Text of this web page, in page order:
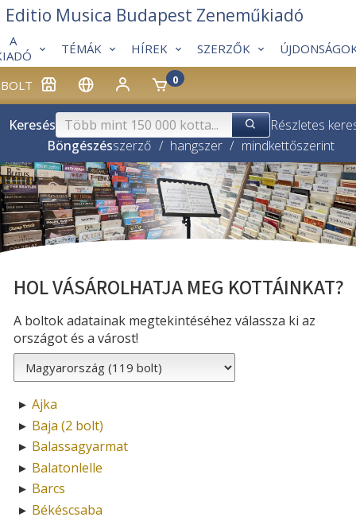
BOLT 0
A
TÉMÁK HÍREK SZERZŐK
Editio Musica Budapest Zeneműkiadó
Keresés
Részletes
Böngészésszerző / hangszer / mindkettőszerint
HOL VÁSÁROLHATJA MEG KOTTÁINKAT?
A boltok adatainak megtekintéséhez válassza ki az
országot és a várost!
► Ajka
► Baja (2 bolt)
► Balassagyarmat
► Balatonlelle
► Barcs
► Békéscsaba